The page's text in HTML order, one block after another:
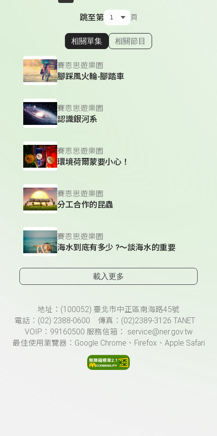
跳至第 頁
顯示相關單集
相關單集 相關節目
賽恩思遊樂園
腳踩風火輪-腳踏車
賽恩思遊樂園
認識銀河系
賽恩思遊樂園
環境荷爾蒙要小心！
賽恩思遊樂園
分工合作的昆蟲
賽恩思遊樂園
海水到底有多少 ?～談海水的重要
載入更多
頁尾資訊地址：(100052) 臺北市中正區南海路45號
電話：(02) 2388-0600 傳真：(02)2389-3126 TANET
VOIP：99160500 服務信箱： service@ner.gov.tw
最佳使用瀏覽器：Google Chrome、Firefox、Apple Safari